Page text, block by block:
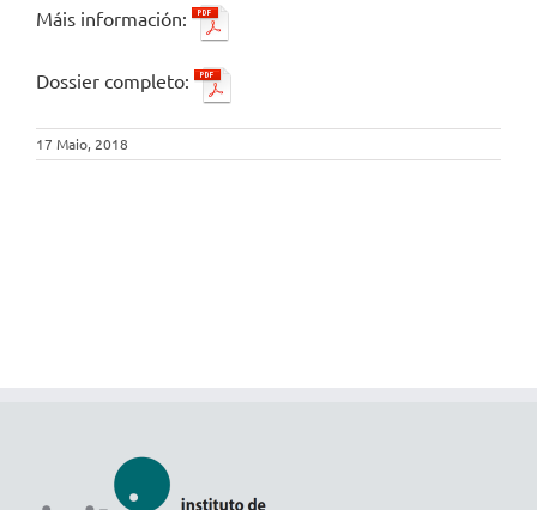
Máis información:
Dossier completo:
17 Maio, 2018